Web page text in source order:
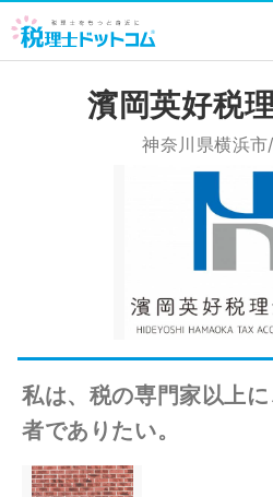
濱岡英好税
神奈川県横浜
私は、税の専門家以上
者でありたい。